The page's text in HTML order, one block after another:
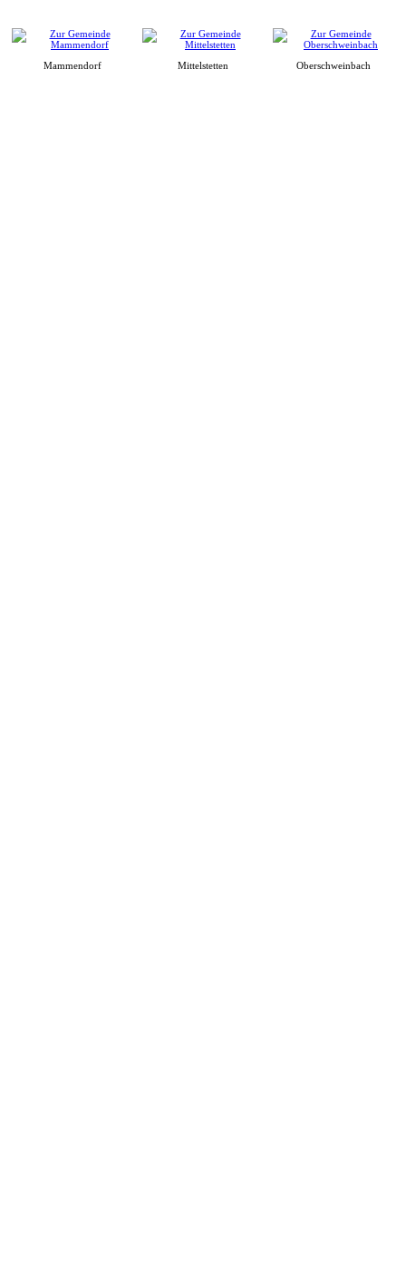
Mammendorf Mittelstetten Oberschweinbach